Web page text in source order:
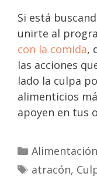
Si está
unirte al
con la comida,
las acciones
lado la culpa
alimenticios
apoyen en tus
atracón,